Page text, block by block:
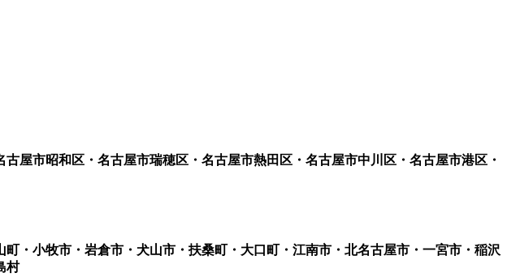
屋市昭和区・名古屋市瑞穂区・名古屋市熱田区・名古屋市中川区・名古屋市港区・
・小牧市・岩倉市・犬山市・扶桑町・大口町・江南市・北名古屋市・一宮市・稲沢
村